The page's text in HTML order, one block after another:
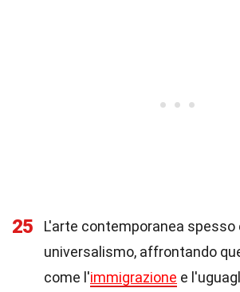
25
L'arte contemporanea spesso
universalismo, affrontando
come l'immigrazione e